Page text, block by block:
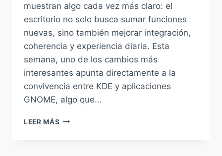
muestran algo cada vez más claro: el
escritorio no solo busca sumar funciones
nuevas, sino también mejorar integración,
coherencia y experiencia diaria. Esta
semana, uno de los cambios más
interesantes apunta directamente a la
convivencia entre KDE y aplicaciones
GNOME, algo que…
LEER MÁS KDE